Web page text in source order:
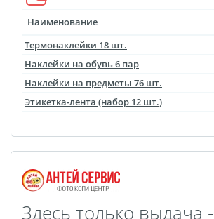
УФ печать на чехлах
Открытки и
приглашения
Рамки и шары водяные
Фотокарточки
Домовые таблички
Альбом брелок
Наградные ленты
Фоторамки
Фотообложка для
Наименование
Термонаклейки 18 шт.
Наклейки на обувь 6 пар
Наклейки на предметы 76 шт.
Этикетка-лента (набор 12 шт.)
Здесь только выдача -